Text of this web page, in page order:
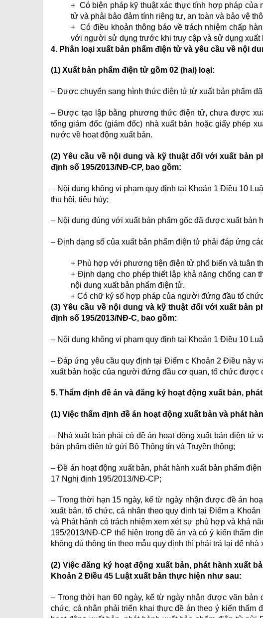
+ Có biện pháp kỹ thuật xác thực tính hợp pháp
tử và phải bảo đảm tính riêng tư, an toàn và bảo vệ
+ Có điều khoản thông báo về trách nhiệm chấp
với người sử dụng trước khi truy cập và sử dụng xuất
4. Phân loại xuất bản phẩm điện tử và yêu cầu về nội
(1) Xuất bản phẩm điện tử gồm 02 (hai) loại:
– Được chuyển sang hình thức điện tử từ xuất bản phẩm
– Được tạo lập bằng phương thức điện tử, chưa được
tổng giám đốc (giám đốc) nhà xuất bản hoặc giấy phép
nước về hoạt động xuất bản.
(2) Yêu cầu về nội dung và kỹ thuật đối với xuất bản
định số 195/2013/NĐ-CP, bao gồm:
– Nội dung không vi phạm quy định tại Khoản 1 Điều 10
thu hồi, tiêu hủy;
– Nội dung đúng với xuất bản phẩm gốc đã được xuất bản
– Định dạng số của xuất bản phẩm điện tử phải đáp ứng
+ Phù hợp với phương tiện điện tử phổ biến và tuân
+ Định dạng cho phép thiết lập khả năng chống can
nội dung xuất bản phẩm điện tử.
+ Có chữ ký số hợp pháp của người đứng đầu tổ
(3) Yêu cầu về nội dung và kỹ thuật đối với xuất bản
định số 195/2013/NĐ-C, bao gồm:
– Nội dung không vi phạm quy định tại Khoản 1 Điều 10
– Đáp ứng yêu cầu quy định tại Điểm c Khoản 2 Điều này
xuất bản hoặc của người đứng đầu cơ quan, tổ chức được
5. Thẩm định đề án và đăng ký hoạt động xuất bản,
(1) Việc thẩm định đề án hoạt động xuất bản và phát
– Nhà xuất bản phải có đề án hoạt động xuất bản điện tử
bản phẩm điện tử gửi Bộ Thông tin và Truyền thông;
– Đề án hoạt động xuất bản, phát hành xuất bản phẩm
17 Nghị định 195/2013/NĐ-CP;
– Trong thời hạn 15 ngày, kể từ ngày nhận được đề án
xuất bản, tổ chức, cá nhân theo quy định tại Điểm a
và Phát hành có trách nhiệm xem xét sự phù hợp và khả
195/2013/NĐ-CP thể hiện trong đề án và có ý kiến thẩm
không đủ thông tin theo mẫu quy định thì phải trả lại để
(2) Việc đăng ký hoạt động xuất bản, phát hành xuất
Khoản 2 Điều 45 Luật xuất bản thực hiện như sau:
– Trong thời hạn 60 ngày, kể từ ngày nhận được văn bản
chức, cá nhân phải triển khai thực đề án theo ý kiến thẩm